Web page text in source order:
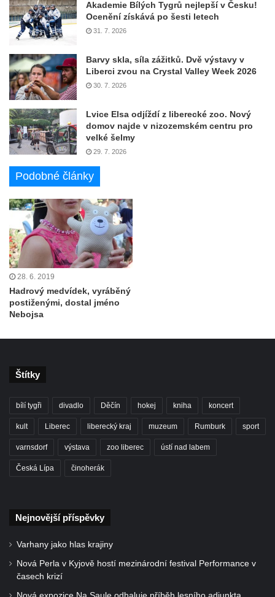
Akademie Bílých Tygrů nejlepší v Česku!
Ocenění získává po šesti letech
31. 7. 2026
Barvy skla, síla zážitků. Dvě výstavy v
Liberci zvou na Crystal Valley Week 2026
30. 7. 2026
Lvice Elsa odjíždí z liberecké zoo. Nový
domov najde v nizozemském centru pro
velké šelmy
29. 7. 2026
Podobné články
28. 6. 2019
Hadrový medvídek, vyráběný
postiženými, dostal jméno
Nebojsa
Štítky
bílí tygři divadlo Děčín hokej kniha koncert
kult Liberec liberecký kraj muzeum Rumburk sport
varnsdorf výstava zoo liberec ústí nad labem
Česká Lípa činoherák
Nejnovější příspěvky
Varhany jako hlas krajiny
Nová Perla v Kyjově hostí mezinárodní festival Performance v
časech krizí